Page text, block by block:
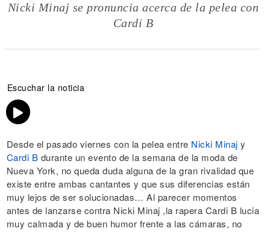
Nicki Minaj se pronuncia acerca de la pelea con
Cardi B
Escuchar la noticia
Desde el pasado viernes con la pelea entre Nicki Minaj y
Cardi B durante un evento de la semana de la moda de
Nueva York, no queda duda alguna de la gran rivalidad que
existe entre ambas cantantes y que sus diferencias están
muy lejos de ser solucionadas… Al parecer momentos
antes de lanzarse contra Nicki Minaj ,la rapera Cardi B lucia
muy calmada y de buen humor frente a las cámaras, no